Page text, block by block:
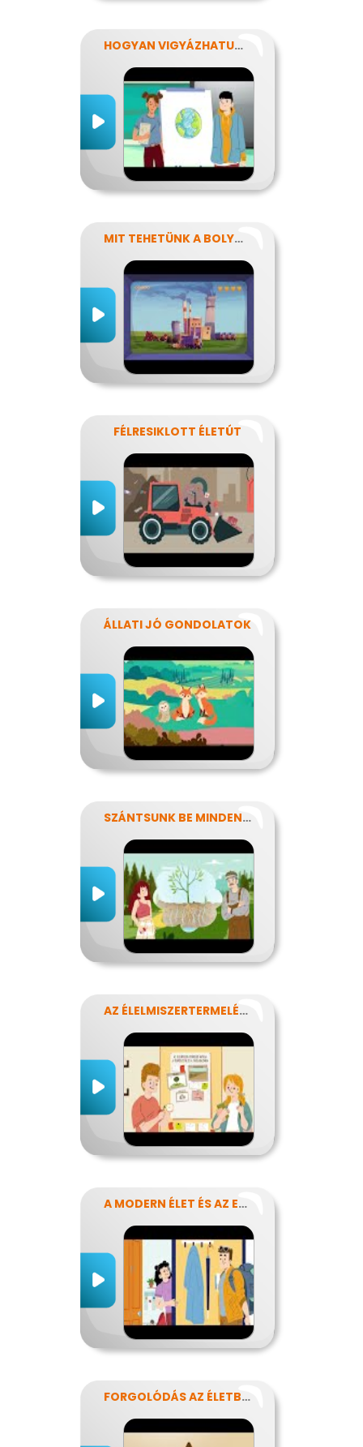
HOGYAN VIGYÁZHATUNK A FÖLDRE?
MIT TEHETÜNK A BOLYGÓNKÉRT?
FÉLRESIKLOTT ÉLETÚT
ÁLLATI JÓ GONDOLATOK
SZÁNTSUNK BE MINDENT? FENNTARTHATÓ GAZDÁLKODÁS.
AZ ÉLELMISZERTERMELÉS HATÁSA
A MODERN ÉLET ÉS AZ ENERGIA
FORGOLÓDÁS AZ ÉLETBEN